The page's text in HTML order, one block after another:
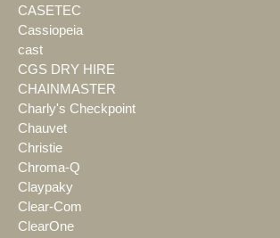
CASETEC
Cassiopeia
cast
CGS DRY HIRE
CHAINMASTER
Charly's Checkpoint
Chauvet
Christie
Chroma-Q
Claypaky
Clear-Com
ClearOne